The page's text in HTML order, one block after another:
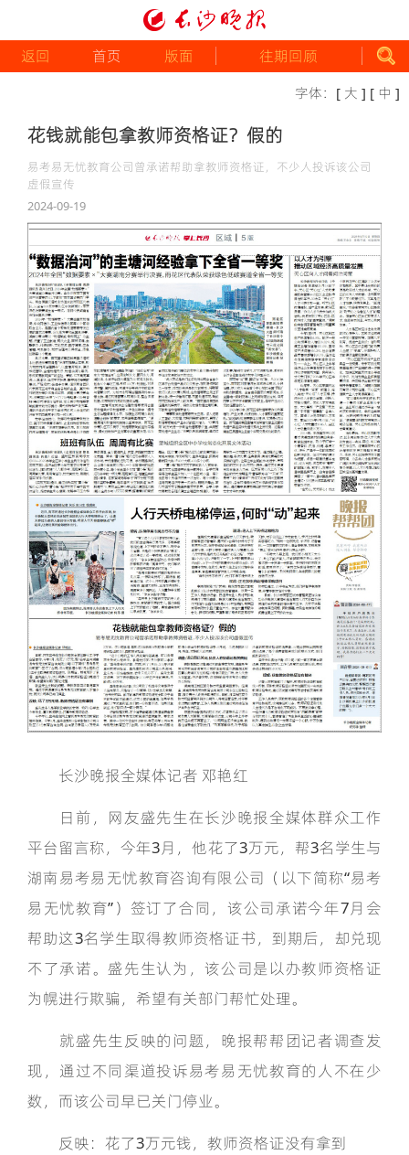
返回 首页 版面 往期回顾
字体： [ 大 ] [ 中 ]
花钱就能包拿教师资格证？假的
易考易无忧教育公司曾承诺帮助拿教师资格证，不少人投诉该公司
虚假宣传
2024-09-19
长沙晚报全媒体记者 邓艳红
日前，网友盛先生在长沙晚报全媒体群众工作
平台留言称，今年3月，他花了3万元，帮3名学生与
湖南易考易无忧教育咨询有限公司（以下简称“易考
易无忧教育”）签订了合同，该公司承诺今年7月会
帮助这3名学生取得教师资格证书，到期后，却兑现
不了承诺。盛先生认为，该公司是以办教师资格证
为幌进行欺骗，希望有关部门帮忙处理。
就盛先生反映的问题，晚报帮帮团记者调查发
现，通过不同渠道投诉易考易无忧教育的人不在少
数，而该公司早已关门停业。
反映：花了3万元钱，教师资格证没有拿到